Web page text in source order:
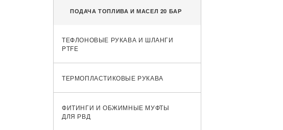
ПОДАЧА ТОПЛИВА И МАСЕЛ 20 БАР
ТЕФЛОНОВЫЕ РУКАВА И ШЛАНГИ
PTFE
ТЕРМОПЛАСТИКОВЫЕ РУКАВА
ФИТИНГИ И ОБЖИМНЫЕ МУФТЫ
ДЛЯ РВД